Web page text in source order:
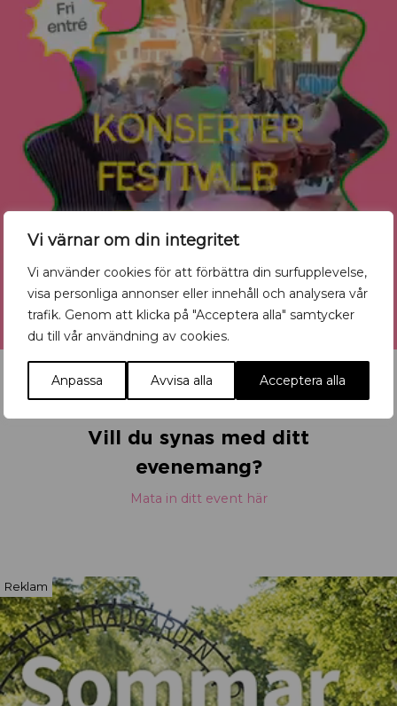
Vi värnar om din integritet
Vi använder cookies för att förbättra din surfupplevelse,
visa personliga annonser eller innehåll och analysera vår
trafik. Genom att klicka på "Acceptera alla" samtycker
du till vår användning av cookies.
Anpassa Avvisa alla Acceptera alla
Vill du synas med ditt
evenemang?
Mata in ditt event här
Reklam